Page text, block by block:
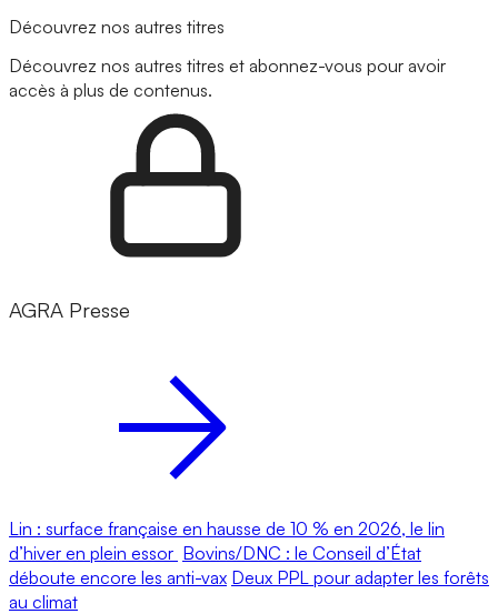
Découvrez nos autres titres
Découvrez nos autres titres et abonnez-vous pour avoir
accès à plus de contenus.
AGRA Presse
Lin : surface française en hausse de 10 % en 2026, le lin
d’hiver en plein essor Bovins/DNC : le Conseil d’État
déboute encore les anti-vax Deux PPL pour adapter les forêts
au climat